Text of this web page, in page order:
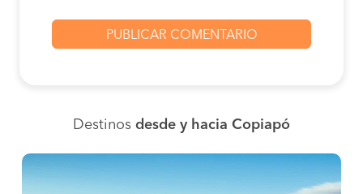
Destinos desde y hacia Copiapó